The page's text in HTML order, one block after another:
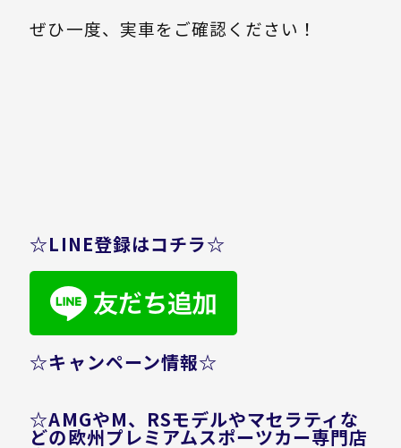
ぜひ一度、実車をご確認ください！
☆LINE登録はコチラ☆
☆キャンペーン情報☆